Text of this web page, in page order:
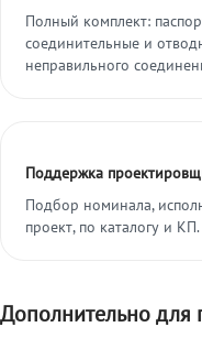
Полный комплект:
соединительные и
неправильного
Поддержка
Подбор номинала,
проект, по каталогу и КП.
Дополнительно для